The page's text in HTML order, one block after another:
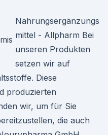
Nahrungsergänzungs
mittel - Allpharm Bei
unseren Produkten
setzen wir auf
Diese
produzierten
wir, um für Sie
die auch